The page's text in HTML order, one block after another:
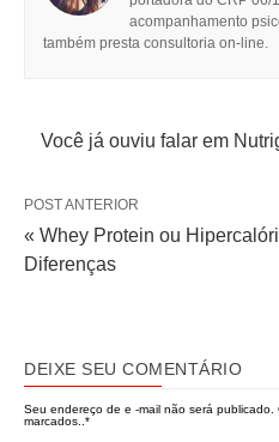
acompanhamento
também presta consultoria on-line.
Você já ouviu falar em
POST ANTERIOR
« Whey Protein ou
Diferenças
DEIXE SEU COMENTÁRIO
Seu endereço de e -mail não será publicado.
marcados.. *